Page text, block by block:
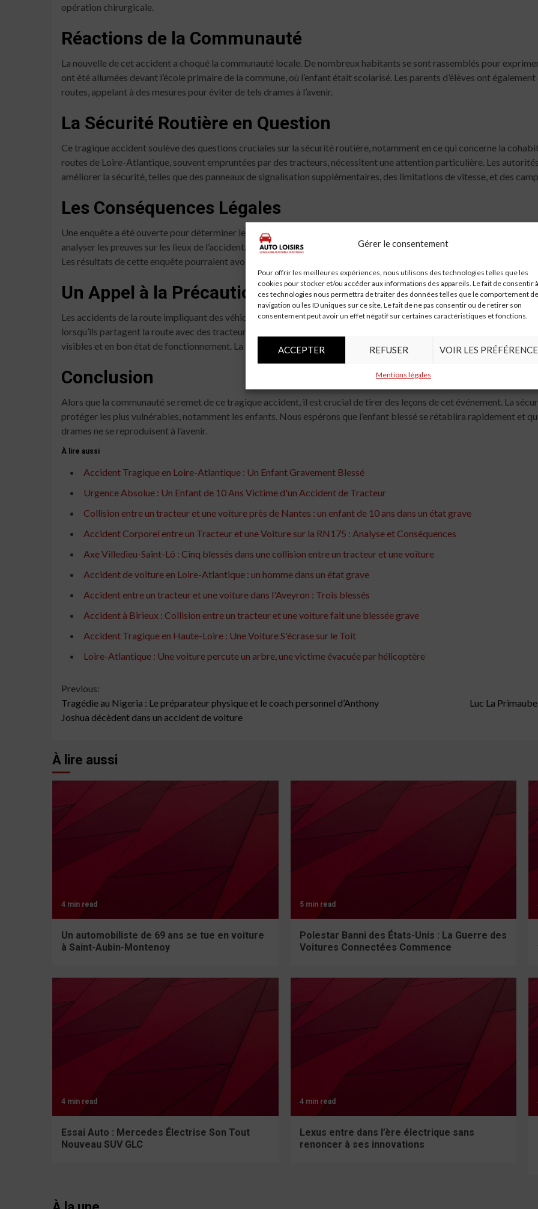
Gérer le consentement
Pour offrir les meilleures expériences, nous utilisons des technologies telles que les
cookies pour stocker et/ou accéder aux informations des appareils. Le fait de consentir à
ces technologies nous permettra de traiter des données telles que le comportement de
navigation ou les ID uniques sur ce site. Le fait de ne pas consentir ou de retirer son
consentement peut avoir un effet négatif sur certaines caractéristiques et fonctions.
ACCEPTER REFUSER VOIR LES
Mentions légales
opération chirurgicale.
Réactions de la Communauté
La nouvelle de cet accident a choqué la communauté locale. De nombreux habitants se sont rassemblés pour
ont été allumées devant l’école primaire de la commune, où l’enfant était scolarisé. Les parents d’élèves ont
routes, appelant à des mesures pour éviter de tels drames à l’avenir.
La Sécurité Routière en Question
Ce tragique accident soulève des questions cruciales sur la sécurité routière, notamment en ce qui concerne la
routes de Loire-Atlantique, souvent empruntées par des tracteurs, nécessitent une attention particulière. Les
améliorer la sécurité, telles que des panneaux de signalisation supplémentaires, des limitations de vitesse, et des
Les Conséquences Légales
Une enquête a été ouverte pour déterminer les circonstances exactes de l’accident. Les gendarmes de la brigade
analyser les preuves sur les lieux de l’accident. Selon les premiers éléments, la responsabilité pourrait être partagée
Les résultats de cette enquête pourraient avoir des conséquences juridiques importantes pour les deux parties.
Un Appel à la Précaution
Les accidents de la route impliquant des véhicules agricoles ne sont pas rares, surtout dans les zones rurales. Les
lorsqu’ils partagent la route avec des tracteurs, qui peuvent être moins maniables et plus lents. Les agriculteurs, de
visibles et en bon état de fonctionnement. La sensibilisation à la sécurité routière est essentielle pour prévenir de
Conclusion
Alors que la communauté se remet de ce tragique accident, il est crucial de tirer des leçons de cet événement. La
protéger les plus vulnérables, notamment les enfants. Nous espérons que l’enfant blessé se rétablira rapidement et
drames ne se reproduisent à l’avenir.
À lire aussi
Accident Tragique en Loire-Atlantique : Un Enfant Gravement Blessé
Urgence Absolue : Un Enfant de 10 Ans Victime d'un Accident de Tracteur
Collision entre un tracteur et une voiture près de Nantes : un enfant de 10 ans dans un état grave
Accident Corporel entre un Tracteur et une Voiture sur la RN175 : Analyse et Conséquences
Axe Villedieu-Saint-Lô : Cinq blessés dans une collision entre un tracteur et une voiture
Accident de voiture en Loire-Atlantique : un homme dans un état grave
Accident entre un tracteur et une voiture dans l'Aveyron : Trois blessés
Accident à Birieux : Collision entre un tracteur et une voiture fait une blessée grave
Accident Tragique en Haute-Loire : Une Voiture S'écrase sur le Toit
Loire-Atlantique : Une voiture percute un arbre, une victime évacuée par hélicoptère
Continue
Reading
Previous:
Tragédie au Nigeria : Le préparateur physique et le coach personnel d’Anthony
Joshua décèdent dans un accident de voiture
Luc La
À lire aussi
4 min read
Un automobiliste de 69 ans se tue en voiture
à Saint-Aubin-Montenoy
5 min read
Polestar Banni des États-Unis : La Guerre des
Voitures Connectées Commence
4 min read
Essai Auto : Mercedes Électrise Son Tout
Nouveau SUV GLC
4 min read
Lexus entre dans l’ère électrique sans
renoncer à ses innovations